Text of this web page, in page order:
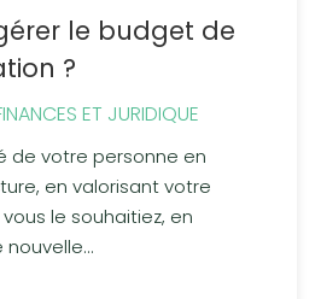
le budget de
?
ET JURIDIQUE
de votre personne en
en valorisant votre
le souhaitiez, en